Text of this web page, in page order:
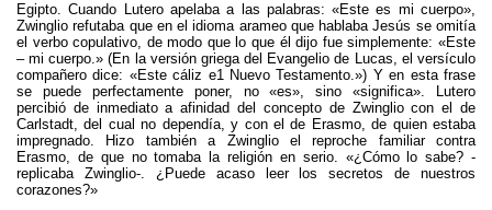
Egipto. Cuando Lutero apelaba a las palabras: «Este es mi cuerpo»,
Zwinglio refutaba que en el idioma arameo que hablaba Jesús se omitía
el verbo copulativo, de modo que lo que él dijo fue simplemente: «Este
– mi cuerpo.» (En la versión griega del Evangelio de Lucas, el versículo
compañero dice: «Este cáliz e1 Nuevo Testamento.») Y en esta frase
se puede perfectamente poner, no «es», sino «significa». Lutero
percibió de inmediato a afinidad del concepto de Zwinglio con el de
Carlstadt, del cual no dependía, y con el de Erasmo, de quien estaba
impregnado. Hizo también a Zwinglio el reproche familiar contra
Erasmo, de que no tomaba la religión en serio. «¿Cómo lo sabe? -
replicaba Zwinglio-. ¿Puede acaso leer los secretos de nuestros
corazones?»